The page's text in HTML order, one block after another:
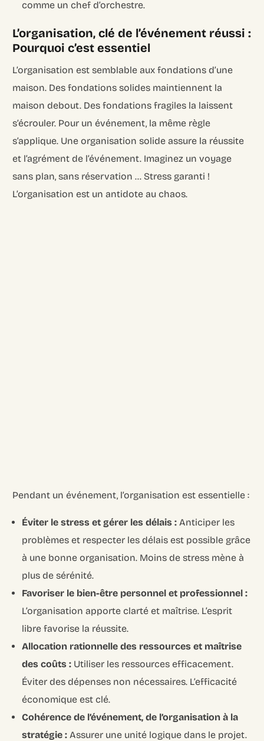
comme un chef d’orchestre.
L’organisation, clé de l’événement réussi :
Pourquoi c’est essentiel
L’organisation est semblable aux fondations d’une
maison. Des fondations solides maintiennent la
maison debout. Des fondations fragiles la laissent
s’écrouler. Pour un événement, la même règle
s’applique. Une organisation solide assure la réussite
et l’agrément de l’événement. Imaginez un voyage
sans plan, sans réservation … Stress garanti !
L’organisation est un antidote au chaos.
Pendant un événement, l’organisation est essentielle :
Éviter le stress et gérer les délais : Anticiper les
problèmes et respecter les délais est possible grâce
à une bonne organisation. Moins de stress mène à
plus de sérénité.
Favoriser le bien-être personnel et professionnel :
L’organisation apporte clarté et maîtrise. L’esprit
libre favorise la réussite.
Allocation rationnelle des ressources et maîtrise
des coûts : Utiliser les ressources efficacement.
Éviter des dépenses non nécessaires. L’efficacité
économique est clé.
Cohérence de l’événement, de l’organisation à la
stratégie : Assurer une unité logique dans le projet.